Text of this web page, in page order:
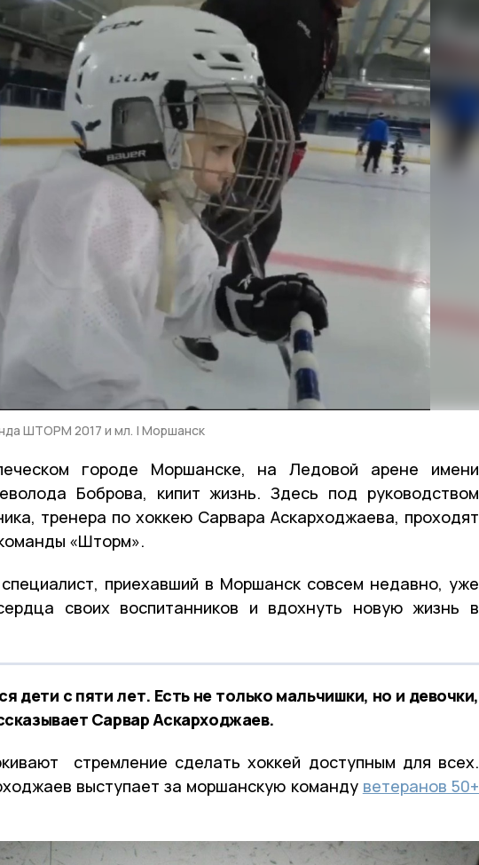
ШТОРМ 2017 и мл. | Моршанск
городе Моршанске, на Ледовой арене имени
Боброва, кипит жизнь. Здесь под руководством
тренера по хоккею Сарвара Аскарходжаева, проходят
«Шторм».
приехавший в Моршанск совсем недавно, уже
своих воспитанников и вдохнуть новую жизнь в
дети с пяти лет. Есть не только мальчишки, но и девочки,
Сарвар Аскарходжаев.
стремление сделать хоккей доступным для всех.
выступает за моршанскую команду ветеранов 50+